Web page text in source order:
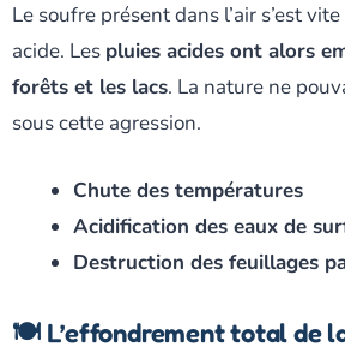
Le soufre présent dans l’air s’est
acide. Les pluies acides ont alors
forêts et les lacs. La nature ne
sous cette agression.
Chute des températures
Acidification des eaux de
Destruction des feuillages
🍽️ L’effondrement total de